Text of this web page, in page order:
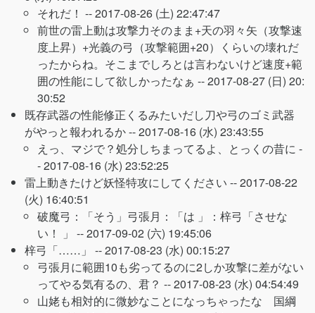
それだ！ --2017-08-26 (土) 22:47:47
前世の雷上動は攻撃力そのまま+天の羽々矢（攻撃速
度上昇）+光義の弓（攻撃範囲+20）くらいの壊れだ
ったからね。そこまでしろとは言わないけど速度+範
囲の性能にして欲しかったなぁ --2017-08-27 (日) 20:
30:52
既存武器の性能修正くるみたいだし刀や弓のゴミ武器
がやっと報われるか --2017-08-16 (水) 23:43:55
えっ、マジで？処分しちまってるよ、とっくの昔に -
-2017-08-16 (水) 23:52:25
雷上動きたけど妖怪特攻にしてください --2017-08-22
(火) 16:40:51
破魔弓：「そう」弓張月：「は 」：梓弓「させな
い！ 」 --2017-09-02 (六) 19:45:06
梓弓「……」 --2017-08-23 (水) 00:15:27
弓張月に範囲10も劣ってるのに2しか攻撃に差がない
ってやる気有るの、君？ --2017-08-23 (水) 04:54:49
山姥も相対的に微妙なことになっちゃったな 国綱